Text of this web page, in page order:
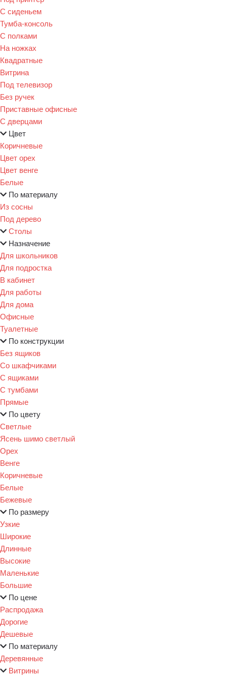
С сиденьем
Тумба-консоль
С полками
На ножках
Квадратные
Витрина
Под телевизор
Без ручек
Приставные офисные
С дверцами
Цвет
Коричневые
Цвет орех
Цвет венге
Белые
По материалу
Из сосны
Под дерево
Столы
Назначение
Для школьников
Для подростка
В кабинет
Для работы
Для дома
Офисные
Туалетные
По конструкции
Без ящиков
Со шкафчиками
С ящиками
С тумбами
Прямые
По цвету
Светлые
Ясень шимо светлый
Орех
Венге
Коричневые
Белые
Бежевые
По размеру
Узкие
Широкие
Длинные
Высокие
Маленькие
Большие
По цене
Распродажа
Дорогие
Дешевые
По материалу
Деревянные
Витрины